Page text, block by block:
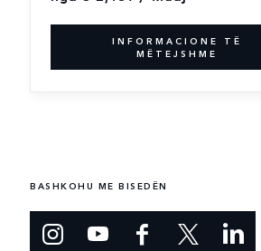
INFORMACIONE TË
MËTEJSHME
BASHKOHU ME BISEDËN